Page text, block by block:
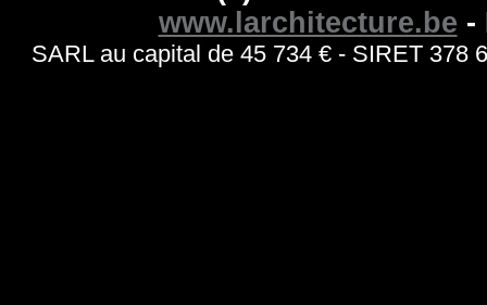
www.larchitecture.be -
SARL au capital de 45 734 € - SIRET 378